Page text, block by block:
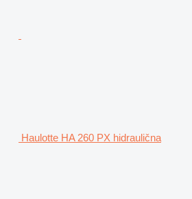
Haulotte HA 260 PX hidraulična